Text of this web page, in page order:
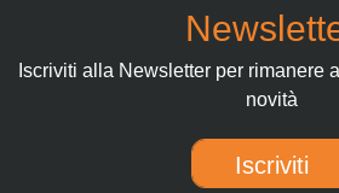
Iscriviti alla Newsletter per rimanere
novità
Iscriviti